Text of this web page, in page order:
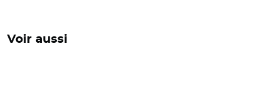
Voir aussi